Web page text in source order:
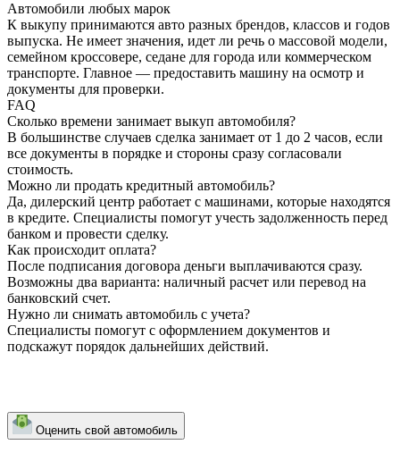
Автомобили любых марок
К выкупу принимаются авто разных брендов, классов и годов
выпуска. Не имеет значения, идет ли речь о массовой модели,
семейном кроссовере, седане для города или коммерческом
транспорте. Главное — предоставить машину на осмотр и
документы для проверки.
FAQ
Сколько времени занимает выкуп автомобиля?
В большинстве случаев сделка занимает от 1 до 2 часов, если
все документы в порядке и стороны сразу согласовали
стоимость.
Можно ли продать кредитный автомобиль?
Да, дилерский центр работает с машинами, которые находятся
в кредите. Специалисты помогут учесть задолженность перед
банком и провести сделку.
Как происходит оплата?
После подписания договора деньги выплачиваются сразу.
Возможны два варианта: наличный расчет или перевод на
банковский счет.
Нужно ли снимать автомобиль с учета?
Специалисты помогут с оформлением документов и
подскажут порядок дальнейших действий.
Оценить свой автомобиль